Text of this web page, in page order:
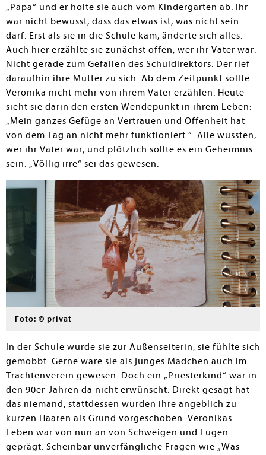
„Papa“ und er holte sie auch vom Kindergarten ab. Ihr
war nicht bewusst, dass das etwas ist, was nicht sein
darf. Erst als sie in die Schule kam, änderte sich alles.
Auch hier erzählte sie zunächst offen, wer ihr Vater war.
Nicht gerade zum Gefallen des Schuldirektors. Der rief
daraufhin ihre Mutter zu sich. Ab dem Zeitpunkt sollte
Veronika nicht mehr von ihrem Vater erzählen. Heute
sieht sie darin den ersten Wendepunkt in ihrem Leben:
„Mein ganzes Gefüge an Vertrauen und Offenheit hat
von dem Tag an nicht mehr funktioniert.“. Alle wussten,
wer ihr Vater war, und plötzlich sollte es ein Geheimnis
sein. „Völlig irre“ sei das gewesen.
Foto: © privat
In der Schule wurde sie zur Außenseiterin, sie fühlte sich
gemobbt. Gerne wäre sie als junges Mädchen auch im
Trachtenverein gewesen. Doch ein „Priesterkind“ war in
den 90er-Jahren da nicht erwünscht. Direkt gesagt hat
das niemand, stattdessen wurden ihre angeblich zu
kurzen Haaren als Grund vorgeschoben. Veronikas
Leben war von nun an von Schweigen und Lügen
geprägt. Scheinbar unverfängliche Fragen wie „Was